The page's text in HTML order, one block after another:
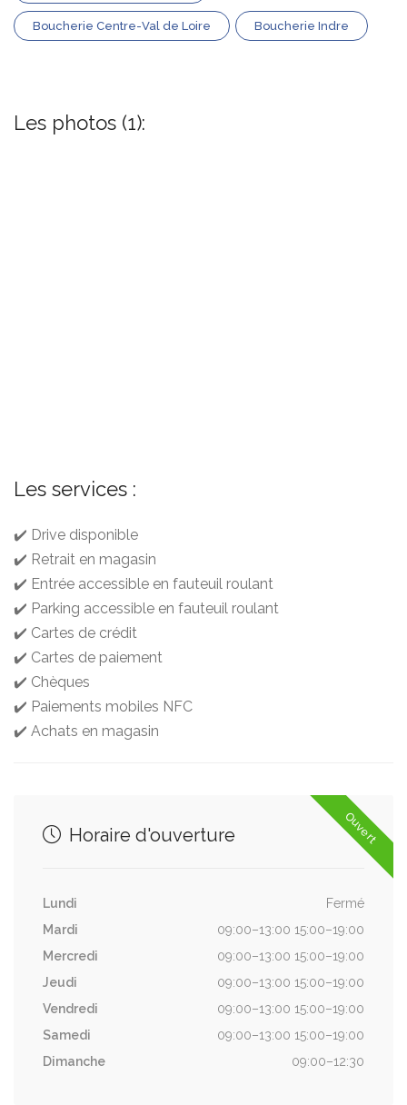
Boucherie Centre-Val de Loire Boucherie Indre
Les photos (1):
Les services :
✔️ Drive disponible
✔️ Retrait en magasin
✔️ Entrée accessible en fauteuil roulant
✔️ Parking accessible en fauteuil roulant
✔️ Cartes de crédit
✔️ Cartes de paiement
✔️ Chèques
✔️ Paiements mobiles NFC
✔️ Achats en magasin
Ouvert
Horaire d'ouverture
Lundi
Fermé
Mardi
09:00–13:00 15:00–19:00
Mercredi
09:00–13:00 15:00–19:00
Jeudi
09:00–13:00 15:00–19:00
Vendredi
09:00–13:00 15:00–19:00
Samedi
09:00–13:00 15:00–19:00
Dimanche
09:00–12:30